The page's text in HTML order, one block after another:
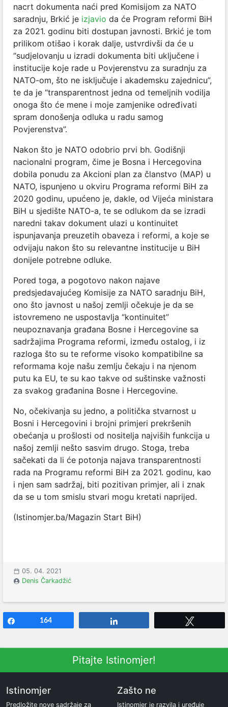
nacrt dokumenta naći pred Komisijom za NATO
saradnju, Brkić je izjavio da će Program reformi BiH
za 2021. godinu biti dostupan javnosti. Brkić je tom
prilikom otišao i korak dalje, ustvrdivši da će u
“sudjelovanju u izradi dokumenta biti uključene i
institucije koje rade u Povjerenstvu za suradnju za
NATO-om, što ne isključuje i akademsku zajednicu”,
te da je “transparentnost jedna od temeljnih vodilja
onoga što će mene i moje zamjenike određivati
spram donošenja odluka u radu samog
Povjerenstva”.
Nakon što je NATO odobrio prvi bh. Godišnji
nacionalni program, čime je Bosna i Hercegovina
dobila ponudu za Akcioni plan za članstvo (MAP) u
NATO, ispunjeno u okviru Programa reformi BiH za
2020 godinu, upućeno je, dakle, od Vijeća ministara
BiH u sjedište NATO-a, te se odlukom da se izradi
naredni takav dokument ulazi u kontinuitet
ispunjavanja preuzetih obaveza i reformi, a koje se
odvijaju nakon što su relevantne institucije u BiH
donijele potrebne odluke.
Pored toga, a pogotovo nakon najave
predsjedavajućeg Komisije za NATO saradnju BiH,
ono što javnost u našoj zemlji očekuje je da se
istovremeno ne uspostavlja “kontinuitet”
neupoznavanja građana Bosne i Hercegovine sa
sadržajima Programa reformi, između ostalog, i iz
razloga što su te reforme visoko kompatibilne sa
reformama koje našu zemlju čekaju i na njenom
putu ka EU, te su kao takve od suštinske važnosti
za svakog građanina Bosne i Hercegovine.
No, očekivanja su jedno, a politička stvarnost u
Bosni i Hercegovini i brojni primjeri prekršenih
obećanja u prošlosti od nositelja najviših funkcija u
našoj zemlji nešto sasvim drugo. Stoga, treba
sačekati da li će potonja najava transparentnosti
rada na Programu reformi BiH za 2021. godinu, kao
i njen sam sadržaj, biti pozitivan primjer, ali i znak
da se u tom smislu stvari mogu kretati naprijed.
(Istinomjer.ba/Magazin Start BiH)
05. 04. 2021
Denis Čarkadžić
164
Pitajte Istinomjer!
Istinomjer
Predložite nove sadržaje za
Zašto ne
Istinomjer je razvila i uređuje